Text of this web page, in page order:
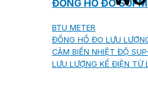
ĐỒNG HỒ ĐO
BTU METER
ĐỒNG HỒ ĐO LƯU
CẢM BIẾN NHIỆT ĐỘ
LƯU LƯỢNG KẾ ĐIỆN TỪ